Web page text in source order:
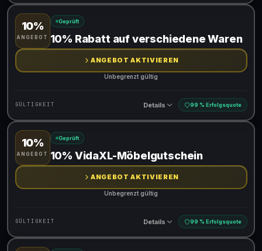
Gültig für teilnehmende Produkte
10%
ANGEBOT
Geprüft
10% Rabatt auf verschiedene Waren
ANGEBOT AKTIVIEREN
Unbegrenzt gültig
GÜLTIGKEIT Details 99 % Erfolgsquote
Gültig für teilnehmende Produkte
10%
ANGEBOT
Geprüft
10% VidaXL-Möbelgutschein
ANGEBOT AKTIVIEREN
Unbegrenzt gültig
GÜLTIGKEIT Details 99 % Erfolgsquote